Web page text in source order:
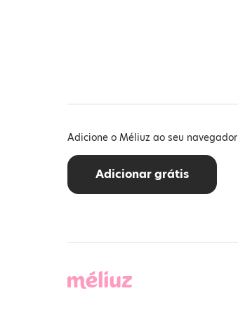
Adicione o Méliuz ao seu navegador
Adicionar grátis